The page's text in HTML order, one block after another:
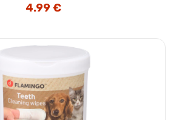
4.99€